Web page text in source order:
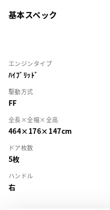
基本スペック
エンジンタイプ
ﾊｲﾌﾞﾘｯﾄﾞ
駆動方式
FF
全長×全幅×全高
464×176×147cm
ドア枚数
5枚
ハンドル
右